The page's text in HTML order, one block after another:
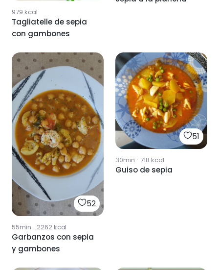
979 kcal
Tagliatelle de sepia
con gambones
52
55min · 2262kcal
Garbanzos con sepia
y gambones
51
30min · 718 kcal
Guiso de sepia